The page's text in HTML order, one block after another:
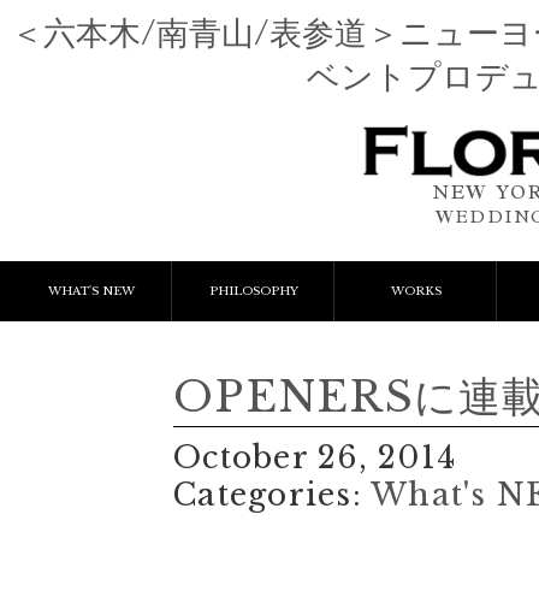
＜六本木/南青山/表参道＞ニュー
ベントプロデ
NEW
WHAT'S NEW PHILOSOPHY WORKS
Client Works
Gift Flower
OPENERSに連
October 26, 2014
Categories:What's